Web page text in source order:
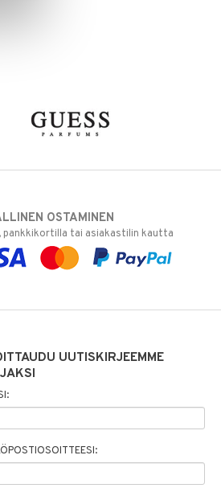
OSTAMINEN
pankkikortilla tai asiakastilin kautta
UUTISKIRJEEMME